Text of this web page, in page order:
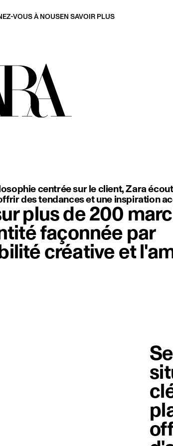
VOUS À NOUSEN SAVOIR PLUS
dos nu, à fines bretelles délicates, qui
centrée sur le client, Zara
des tendances et une inspiration
plus de 200
façonnée par
créative et